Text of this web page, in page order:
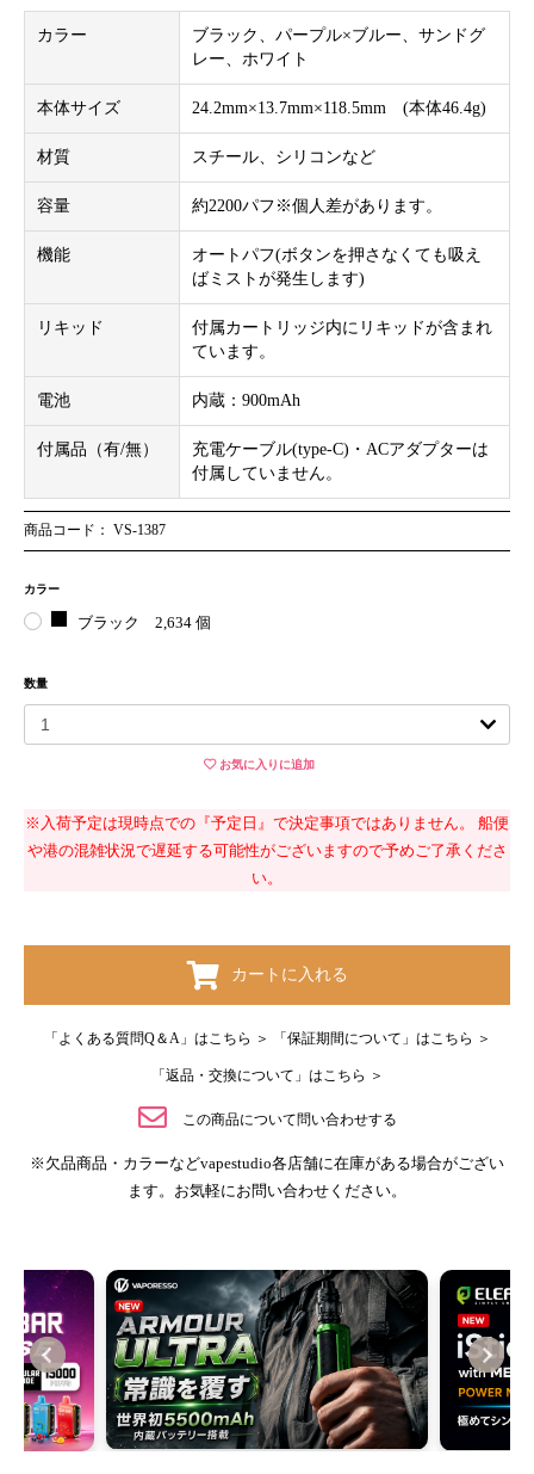
カラー
ブラック、パープル×ブルー、サンドグ
レー、ホワイト
本体サイズ 24.2mm×13.7mm×118.5mm (本体46.4g)
材質 スチール、シリコンなど
容量 約2200パフ※個人差があります。
機能
オートパフ(ボタンを押さなくても吸え
ばミストが発生します)
リキッド
付属カートリッジ内にリキッドが含まれ
ています。
電池 内蔵：900mAh
付属品（有/無）
充電ケーブル(type-C)・ACアダプターは
付属していません。
商品コード： VS-1387
カラー
ブラック 2,634 個
数量
お気に入りに追加
※入荷予定は現時点での『予定日』で決定事項ではありません。 船便
や港の混雑状況で遅延する可能性がございますので予めご了承くださ
い。
カートに入れる
お買い物を続ける
カートへ進む
「よくある質問Q＆A」はこちら ＞ 「保証期間について」はこちら ＞
「返品・交換について」はこちら ＞
この商品について問い合わせする
※欠品商品・カラーなどvapestudio各店舗に在庫がある場合がござい
ます。お気軽にお問い合わせください。